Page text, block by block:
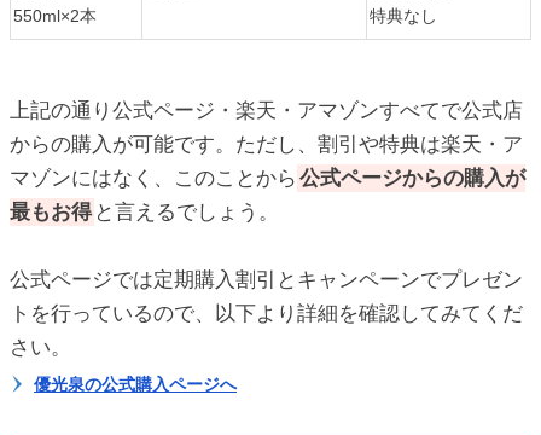
550ml×2本
特典なし
上記の通り公式ページ・楽天・アマゾンすべてで公式店
からの購入が可能です。ただし、割引や特典は楽天・ア
マゾンにはなく、このことから 公式ページからの購入が
最もお得 と言えるでしょう。
公式ページでは定期購入割引とキャンペーンでプレゼン
トを行っているので、以下より詳細を確認してみてくだ
さい。
優光泉の公式購入ページへ